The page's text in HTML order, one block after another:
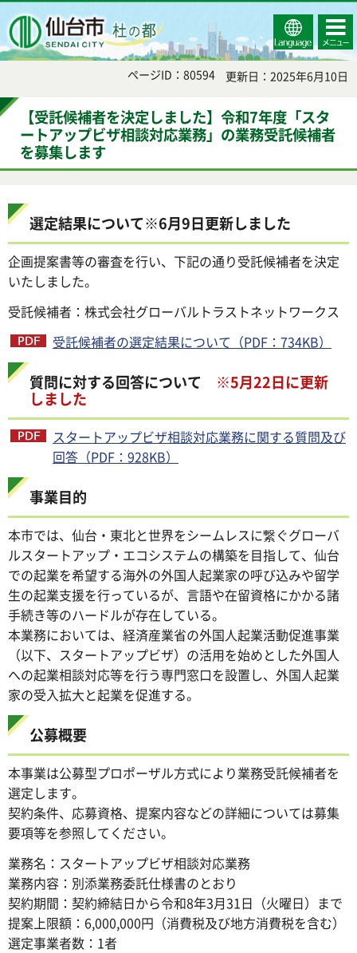
Select
Language
コンテ
ンツメ
ニュー
ページID：80594 更新日：2025年6月10日
【受託候補者を決定しました】令和7年度「スタ
ートアップビザ相談対応業務」の業務受託候補者
を募集します
選定結果について※6月9日更新しました
企画提案書等の審査を行い、下記の通り受託候補者を決定
いたしました。
受託候補者：株式会社グローバルトラストネットワークス
受託候補者の選定結果について（PDF：734KB）
質問に対する回答について ※5月22日に更新
しました
スタートアップビザ相談対応業務に関する質問及び
回答（PDF：928KB）
事業目的
本市では、仙台・東北と世界をシームレスに繋ぐグローバ
ルスタートアップ・エコシステムの構築を目指して、仙台
での起業を希望する海外の外国人起業家の呼び込みや留学
生の起業支援を行っているが、言語や在留資格にかかる諸
手続き等のハードルが存在している。
本業務においては、経済産業省の外国人起業活動促進事業
（以下、スタートアップビザ）の活用を始めとした外国人
への起業相談対応等を行う専門窓口を設置し、外国人起業
家の受入拡大と起業を促進する。
公募概要
本事業は公募型プロポーザル方式により業務受託候補者を
選定します。
契約条件、応募資格、提案内容などの詳細については募集
要項等を参照してください。
業務名：スタートアップビザ相談対応業務
業務内容：別添業務委託仕様書のとおり
契約期間：契約締結日から令和8年3月31日（火曜日）まで
提案上限額：6,000,000円（消費税及び地方消費税を含む）
選定事業者数：1者